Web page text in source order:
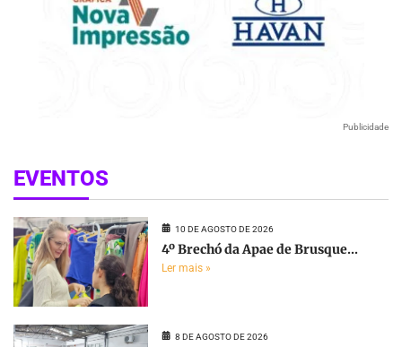
Publicidade
EVENTOS
10 DE AGOSTO DE 2026
4º Brechó da Apae de Brusque...
Ler mais »
8 DE AGOSTO DE 2026